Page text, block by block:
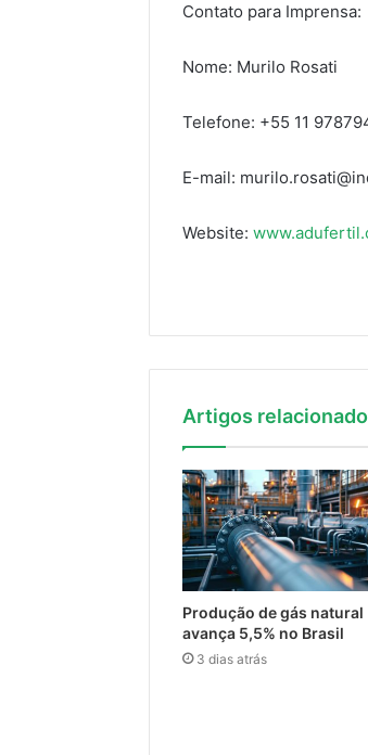
Contato para Imprensa:
Nome: Murilo Rosati
Telefone: +55 11
E-mail:
Website:
Artigos
Produção de gás natural
avança 5,5% no Brasil
3 dias atrás